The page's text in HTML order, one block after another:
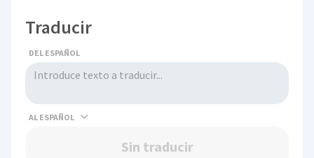
Traducir
DEL ESPAÑOL
AL
Sin traducir